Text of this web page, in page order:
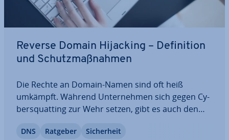
Reverse Domain Hijacking – De­fi­ni­ti­on
und Schutz­maß­nah­men
Die Rechte an Domain-Namen sind oft heiß
umkämpft. Während Un­ter­neh­men sich gegen Cy­
bers­quat­ting zur Wehr setzen, gibt es auch den
Dabei versuchen Mar­ken­in­ha­ben­de, sich Domains
DNS Ratgeber Si­cher­heit